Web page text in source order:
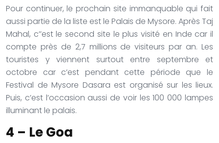
Pour continuer, le prochain site immanquable qui fait
aussi partie de la liste est le Palais de Mysore. Après Taj
Mahal, c’’est le second site le plus visité en Inde car il
compte près de 2,7 millions de visiteurs par an. Les
touristes y viennent surtout entre septembre et
octobre car c’est pendant cette période que le
Festival de Mysore Dasara est organisé sur les lieux.
Puis, c’est l’occasion aussi de voir les 100 000 lampes
illuminant le palais.
4 – Le Goa